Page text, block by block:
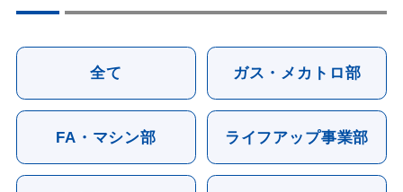
全て ガス・メカトロ部
FA・マシン部 ライフアップ事業部